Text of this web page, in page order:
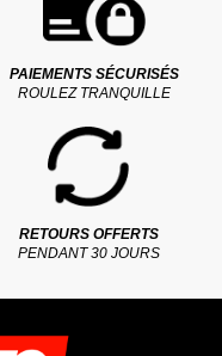
PAIEMENTS SÉCURISÉS
ROULEZ TRANQUILLE
RETOURS OFFERTS
PENDANT 30 JOURS